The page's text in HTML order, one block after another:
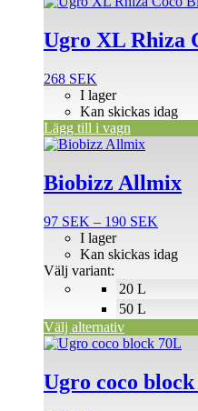
Ugro XL Rhiza
268 SEK
I lager
Kan skickas idag
Lägg till i vagn
Biobizz Allmix
97 SEK – 190 SEK
till
20 L
50 L
I lager
Kan skickas idag
Välj variant:
Välj alternativ
Den
produkten
har
varianter.
olika
alternativen
på
produktsidan
Ugro coco